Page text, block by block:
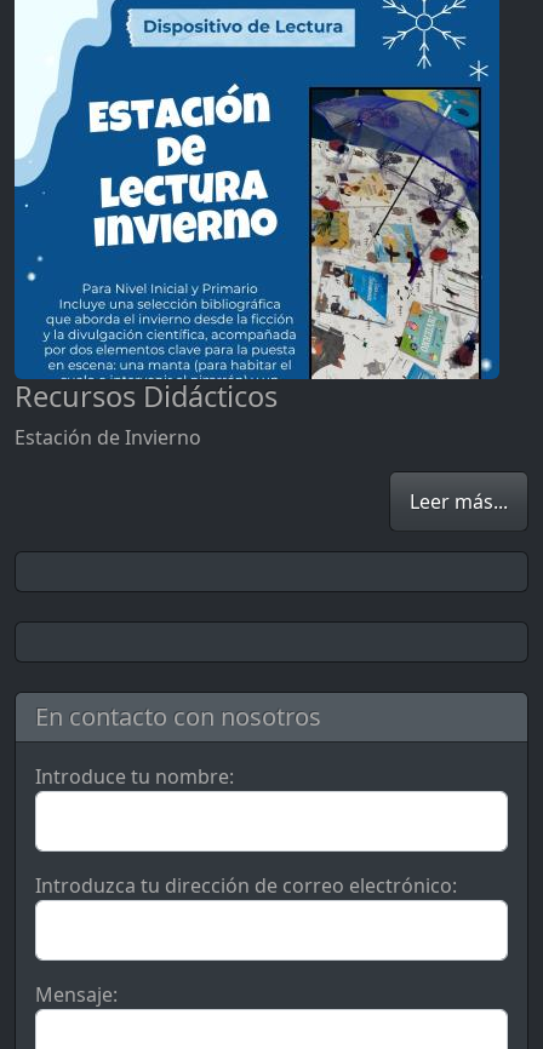
Recursos Didácticos
Estación de Invierno
Leer más...
En contacto con nosotros
Introduce tu nombre:
Introduzca tu dirección de correo electrónico:
Mensaje: